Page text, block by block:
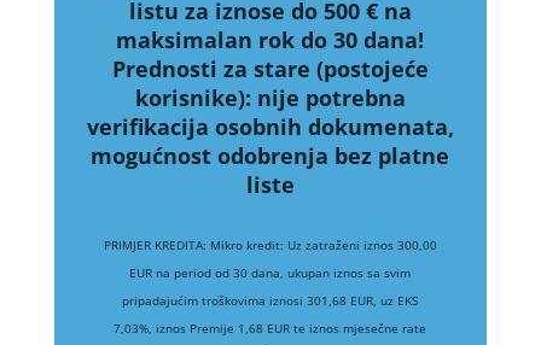
listu za iznose do 500 € na
maksimalan rok do 30 dana!
Prednosti za stare (postojeće
korisnike): nije potrebna
verifikacija osobnih dokumenata,
mogućnost odobrenja bez platne
liste
PRIMJER KREDITA: Mikro kredit: Uz zatraženi iznos 300,00
EUR na period od 30 dana, ukupan iznos sa svim
pripadajućim troškovima iznosi 301,68 EUR, uz EKS
7,03%, iznos Premije 1,68 EUR te iznos mjesečne rate